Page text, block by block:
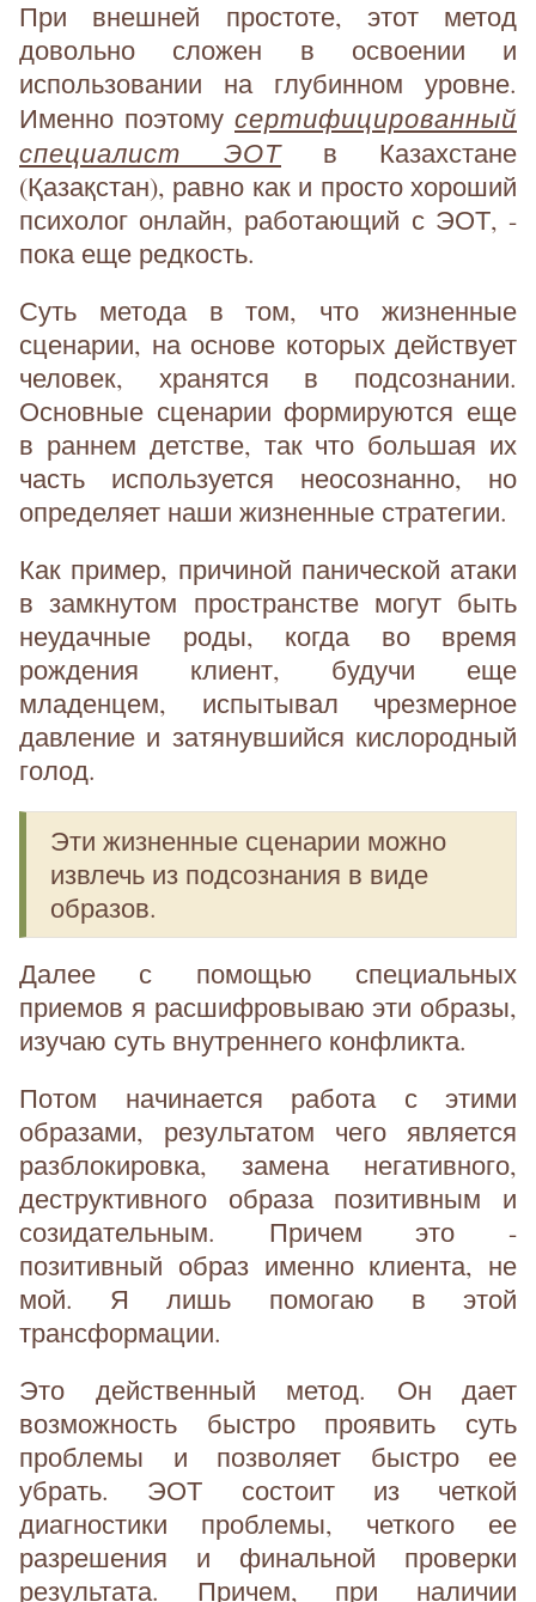
При внешней простоте, этот метод
довольно сложен в освоении и
использовании на глубинном уровне.
Именно поэтому сертифицированный
специалист ЭОТв Казахстане
(Қазақстан), равно как и просто хороший
психолог онлайн, работающий с ЭОТ, -
пока еще редкость.
Суть метода в том, что жизненные
сценарии, на основе которых действует
человек, хранятся в подсознании.
Основные сценарии формируются еще
в раннем детстве, так что большая их
часть используется неосознанно, но
определяет наши жизненные стратегии.
Как пример, причиной панической атаки
в замкнутом пространстве могут быть
неудачные роды, когда во время
рождения клиент, будучи еще
младенцем, испытывал чрезмерное
давление и затянувшийся кислородный
голод.
Эти жизненные сценарии можно
извлечь из подсознания в виде
образов.
Далее с помощью специальных
приемов я расшифровываю эти образы,
изучаю суть внутреннего конфликта.
Потом начинается работа с этими
образами, результатом чего является
разблокировка, замена негативного,
деструктивного образа позитивным и
созидательным. Причем это -
позитивный образ именно клиента, не
мой. Я лишь помогаю в этой
трансформации.
Это действенный метод. Он дает
возможность быстро проявить суть
проблемы и позволяет быстро ее
убрать. ЭОТ состоит из четкой
диагностики проблемы, четкого ее
разрешения и финальной проверки
результата. Причем, при наличии